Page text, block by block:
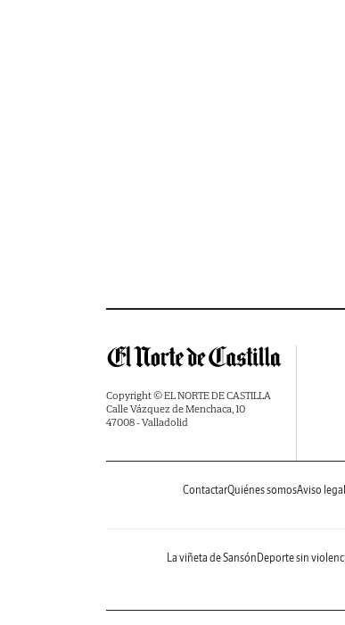
Copyright © EL NORTE DE CASTILLA
Calle Vázquez de Menchaca, 10
47008 - Valladolid
ContactarQuiénes somosAviso legal
La viñeta de Sansón Deporte sin